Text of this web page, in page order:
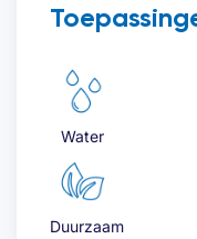
Water
Duurzaam